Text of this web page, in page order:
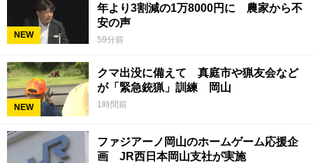
NEW
年より3割減の1万8000円に 農家から不
安の声
59分前
NEW
クマ出没に備えて 真庭市や猟友会など
が「緊急銃猟」訓練 岡山
1時間前
ファジアーノ岡山のホームゲーム応援企
画 JR西日本岡山支社が実施